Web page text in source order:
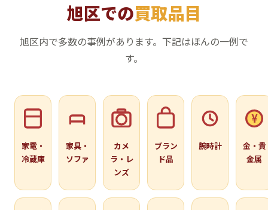
旭区での買取品目
旭区内で多数の事例があります。下記はほんの一例で
す。
家電・
冷蔵庫
家具・
ソファ
カメ
ラ・レ
ンズ
ブラン
ド品
腕時計
¥
金・貴
金属